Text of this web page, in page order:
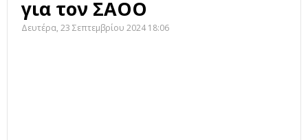
για τον ΣΑΟΟ
Δευτέρα, 23 Σεπτεμβρίου 2024 18:06